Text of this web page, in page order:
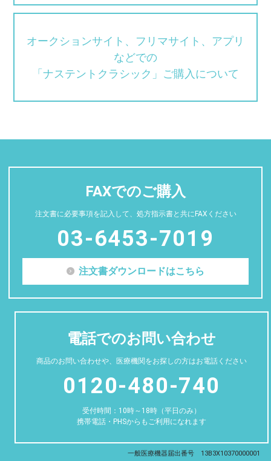
オークションサイト、フリマサイト、アプリ
などでの
「ナステントクラシック」ご購入について
FAXでのご購入
注文書に必要事項を記入して、処方指示書と共にFAXください
03-6453-7019
注文書ダウンロードはこちら
電話でのお問い合わせ
商品のお問い合わせや、医療機関をお探しの方はお電話ください
0120-480-740
受付時間：10時～18時（平日のみ）
携帯電話・PHSからもご利用になれます
一般医療機器届出番号 13B3X10370000001